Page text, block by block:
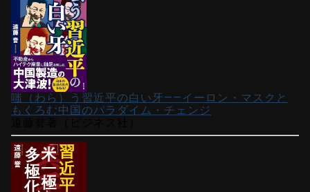
嗤（わら）う習近平の白い牙――イーロン・マスクと
もくろむ中国のパラダイム・チェンジ